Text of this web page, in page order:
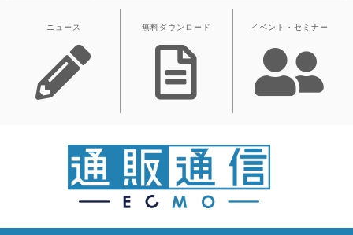
ニュース 無料ダウンロード イベント・セミナー